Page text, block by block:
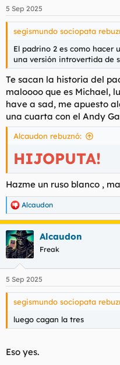
5 Sep 2025
segismundo sociopata
El padrino 2 es como hacer
una versión introvertida de
Te sacan la historia del
maloooo que es Michael,
have a sad, me apuesto
una cuarta con el Andy
Alcaudon rebuznó:
HIJOPUTA!
Hazme un ruso blanco ,
R
e
a
c
c
i
e
s
Alcaudon
Alcaudon
Freak
5 Sep 2025
segismundo sociopata
luego cagan la tres
Eso yes.